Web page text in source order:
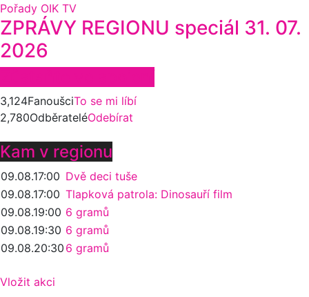
Pořady OIK TV
ZPRÁVY REGIONU speciál 31. 07.
2026
3,124FanoušciTo se mi líbí
2,780OdběrateléOdebírat
Kam v regionu
09.08.17:00 Dvě deci tuše
09.08.17:00 Tlapková patrola: Dinosauří film
09.08.19:00 6 gramů
09.08.19:30 6 gramů
09.08.20:30 6 gramů
Vložit akci